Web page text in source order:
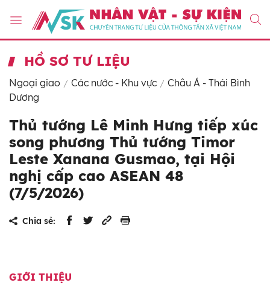
HỒ SƠ TƯ LIỆU
Ngoại giao Các nước - Khu vực
Châu Á - Thái Bình
Dương
Thủ tướng Lê Minh Hưng tiếp xúc
song phương Thủ tướng Timor
Leste Xanana Gusmao, tại Hội
nghị cấp cao ASEAN 48
(7/5/2026)
Chia sẻ:
GIỚI THIỆU